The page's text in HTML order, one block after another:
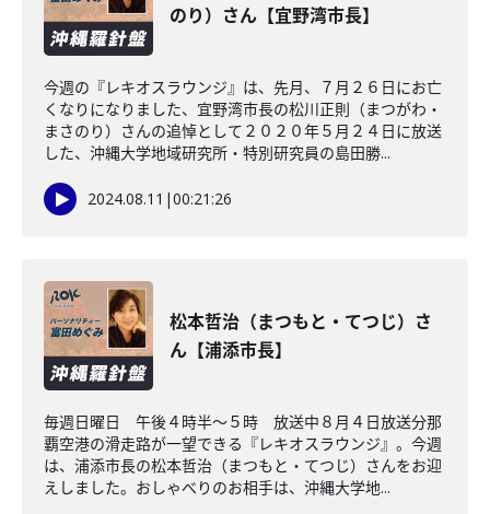
のり）さん【宜野湾市長】
今週の『レキオスラウンジ』は、先月、７月２６日にお亡
くなりになりました、宜野湾市長の松川正則（まつがわ・
まさのり）さんの追悼として２０２０年５月２４日に放送
した、沖縄大学地域研究所・特別研究員の島田勝...
2024.08.11 |00:21:26
松本哲治（まつもと・てつじ）さ
ん【浦添市長】
毎週日曜日 午後４時半～５時 放送中８月４日放送分那
覇空港の滑走路が一望できる『レキオスラウンジ』。今週
は、浦添市長の松本哲治（まつもと・てつじ）さんをお迎
えしました。おしゃべりのお相手は、沖縄大学地...